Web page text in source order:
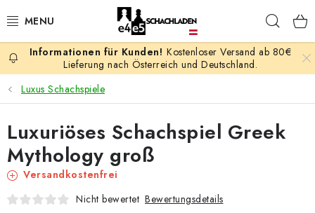
Inhalt
AKTION
SCHACHSPIELE
SCHACHFIGUREN
SCHACHBRETTER
SCHACHUHREN
Kostenloser Versand ab 80€
Lieferung nach Österreich und Deutschland.
Luxus Schachspiele
Luxuriöses Schachspiel Greek
Mythology groß
Versandkostenfrei
Nicht bewertet Bewertungsdetails